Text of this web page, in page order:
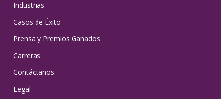
Industrias
Casos de Éxito
Prensa y Premios Ganados
Carreras
Contáctanos
Legal